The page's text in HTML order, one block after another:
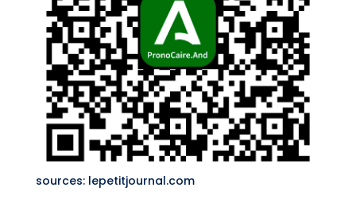
sources: lepetitjournal.com